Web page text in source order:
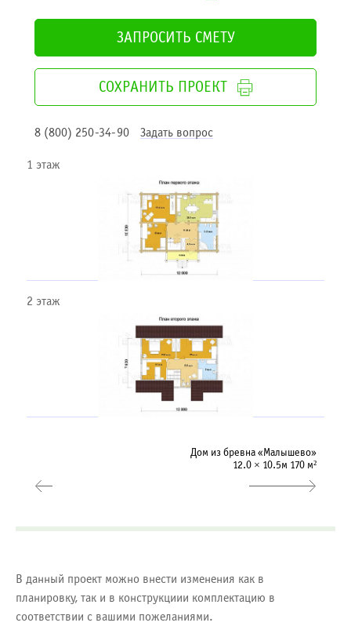
ЗАПРОСИТЬ СМЕТУ
СОХРАНИТЬ ПРОЕКТ
8 (800) 250-34-90 Задать вопрос
1 этаж
2 этаж
Дом из бревна «Малышево»
12.0 × 10.5м 170 м²
В данный проект можно внести изменения как в
планировку, так и в конструкциии комплектацию в
соответствии с вашими пожеланиями.